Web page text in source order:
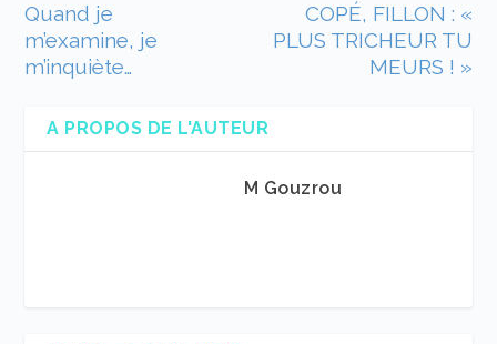
Quand je
m’examine, je
m’inquiète…
COPÉ, FILLON : «
PLUS TRICHEUR TU
MEURS ! »
A PROPOS DE L'AUTEUR
M Gouzrou